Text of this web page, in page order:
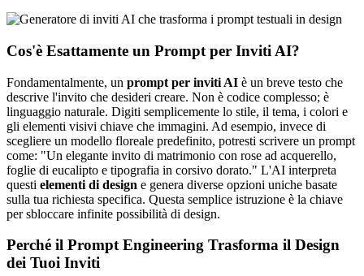
Cos'è Esattamente un Prompt per Inviti AI?
Fondamentalmente, un prompt per inviti AI è un breve testo che
descrive l'invito che desideri creare. Non è codice complesso; è
linguaggio naturale. Digiti semplicemente lo stile, il tema, i colori e
gli elementi visivi chiave che immagini. Ad esempio, invece di
scegliere un modello floreale predefinito, potresti scrivere un prompt
come: "Un elegante invito di matrimonio con rose ad acquerello,
foglie di eucalipto e tipografia in corsivo dorato." L'AI interpreta
questi elementi di design e genera diverse opzioni uniche basate
sulla tua richiesta specifica. Questa semplice istruzione è la chiave
per sbloccare infinite possibilità di design.
Perché il Prompt Engineering Trasforma il Design
dei Tuoi Inviti